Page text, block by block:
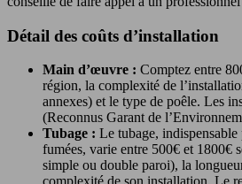
Détail des coûts d’installation
Main d’œuvre : Comptez entre
région, la complexité de
annexes) et le type de poêle. Les
(Reconnus Garant de
Tubage : Le tubage, indispensable
fumées, varie entre 500€ et 1800€
simple ou double paroi), la